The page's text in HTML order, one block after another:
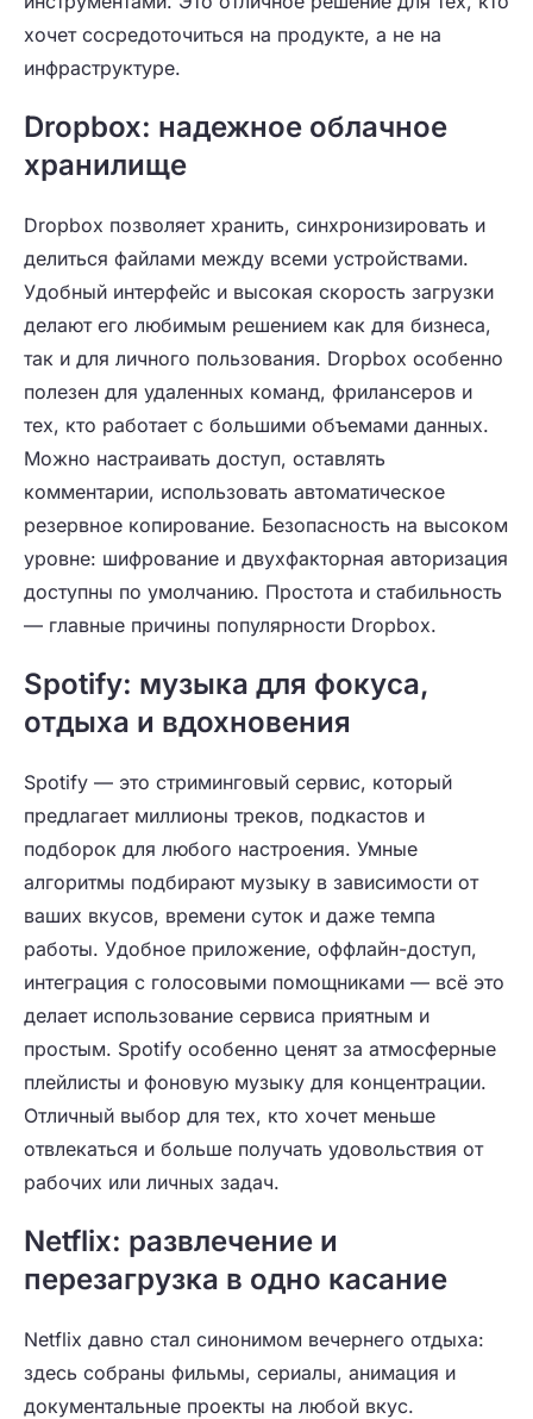
хочет сосредоточиться на продукте, а не на
инфраструктуре.
Dropbox: надежное облачное
хранилище
Dropbox позволяет хранить, синхронизировать и
делиться файлами между всеми устройствами.
Удобный интерфейс и высокая скорость загрузки
делают его любимым решением как для бизнеса,
так и для личного пользования. Dropbox особенно
полезен для удаленных команд, фрилансеров и
тех, кто работает с большими объемами данных.
Можно настраивать доступ, оставлять
комментарии, использовать автоматическое
резервное копирование. Безопасность на высоком
уровне: шифрование и двухфакторная авторизация
доступны по умолчанию. Простота и стабильность
— главные причины популярности Dropbox.
Spotify: музыка для фокуса,
отдыха и вдохновения
Spotify — это стриминговый сервис, который
предлагает миллионы треков, подкастов и
подборок для любого настроения. Умные
алгоритмы подбирают музыку в зависимости от
ваших вкусов, времени суток и даже темпа
работы. Удобное приложение, оффлайн-доступ,
интеграция с голосовыми помощниками — всё это
делает использование сервиса приятным и
простым. Spotify особенно ценят за атмосферные
плейлисты и фоновую музыку для концентрации.
Отличный выбор для тех, кто хочет меньше
отвлекаться и больше получать удовольствия от
рабочих или личных задач.
Netflix: развлечение и
перезагрузка в одно касание
Netflix давно стал синонимом вечернего отдыха:
здесь собраны фильмы, сериалы, анимация и
документальные проекты на любой вкус.